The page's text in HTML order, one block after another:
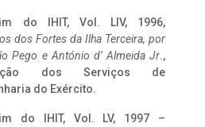
do IHIT, Vol. LIV, 1996,
dos Fortes da Ilha Terceira, por
Pego e António d’ Almeida Jr.,
dos Serviços de
do Exército.
do IHIT, Vol. LV, 1997 –